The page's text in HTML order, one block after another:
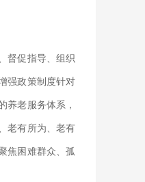
督促指导、组织
强政策制度针对
养老服务体系，
老有所为、老有
焦困难群众、孤